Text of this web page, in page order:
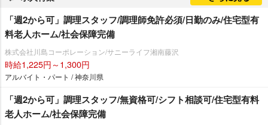
「週2から可」調理スタッフ/調理師免許必須/日勤のみ/住宅型有
料老人ホーム/社会保障完備
株式会社川島コーポレーション/サニーライフ湘南藤沢
時給1,225円～1,300円
アルバイト・パート / 神奈川県
「週2から可」調理スタッフ/無資格可/シフト相談可/住宅型有料
老人ホーム/社会保障完備